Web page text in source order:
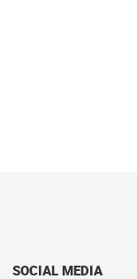
SOCIAL MEDIA